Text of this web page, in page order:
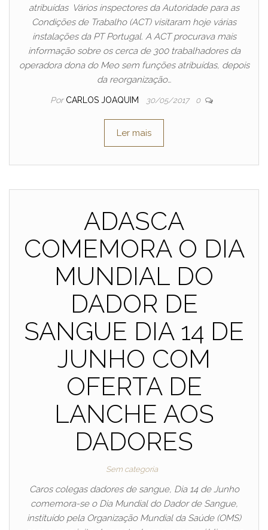
atribuídas Vários inspectores da Autoridade para as
Condições de Trabalho (ACT) visitaram hoje várias
instalações da PT Portugal. A ACT procurava mais
informação sobre os cerca de 300 trabalhadores da
operadora dona do Meo sem funções atribuídas, depois
da reorganização…
Por CARLOS JOAQUIM 30/05/2017 0
Ler mais
ADASCA
COMEMORA O DIA
MUNDIAL DO
DADOR DE
SANGUE DIA 14 DE
JUNHO COM
OFERTA DE
LANCHE AOS
DADORES
Sem categoria
Caros colegas dadores de sangue, Dia 14 de Junho
comemora-se o Dia Mundial do Dador de Sangue,
instituído pela Organização Mundial da Saúde (OMS)